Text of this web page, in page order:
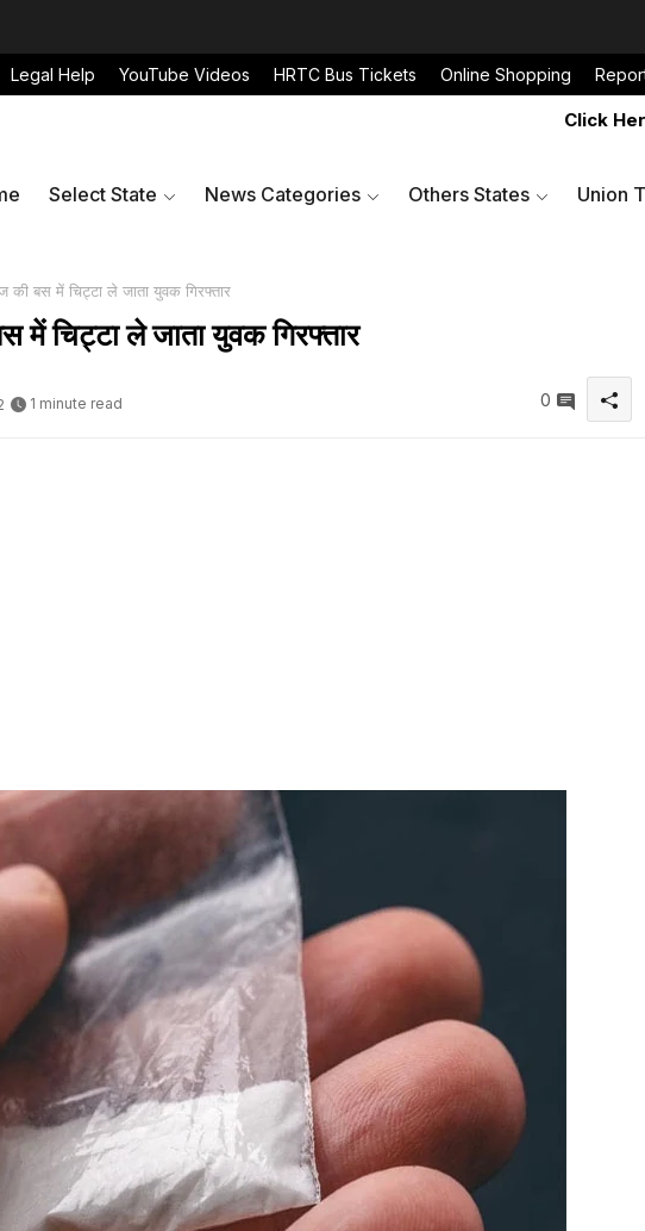
Legal Help YouTube Videos HRTC Bus Tickets Online Shopping
Click Here to
Select State News Categories Others States Union
की बस में चिट्टा ले जाता युवक गिरफ्तार
में चिट्टा ले जाता युवक गिरफ्तार
1 minute read 0